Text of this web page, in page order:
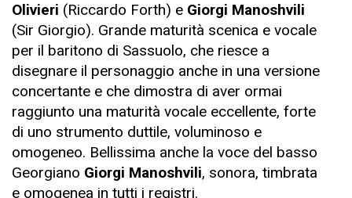
Olivieri (Riccardo Forth) e Giorgi Manoshvili
(Sir Giorgio). Grande maturità scenica e vocale
per il baritono di Sassuolo, che riesce a
disegnare il personaggio anche in una versione
concertante e che dimostra di aver ormai
raggiunto una maturità vocale eccellente, forte
di uno strumento duttile, voluminoso e
omogeneo. Bellissima anche la voce del basso
Georgiano Giorgi Manoshvili, sonora, timbrata
e omogenea in tutti i registri.